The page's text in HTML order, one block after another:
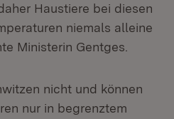
Haustiere bei diesen
niemals alleine
Ministerin Gentges.
nicht und können
nur in begrenztem